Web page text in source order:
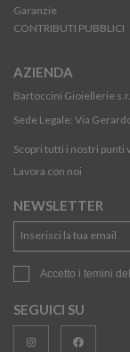
Garanzie
CONTRIBUTI PUBBLICI
AZIENDA
Bartoccini Gioiellerie
Sede Legale: Via
Scopri tutti i nostri punti
Lavora con noi
NEWSLETTER
Accetto i temini
SEGUICI SU